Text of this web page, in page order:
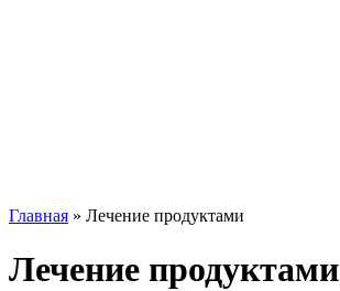
Главная » Лечение продуктами
Лечение продуктами